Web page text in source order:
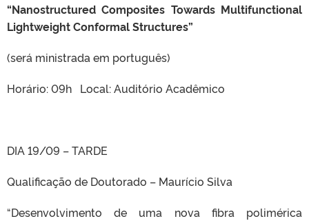
“Nanostructured Composites Towards Multifunctional
Lightweight Conformal Structures”
(será ministrada em português)
Horário: 09h Local: Auditório Acadêmico
DIA 19/09 – TARDE
Qualificação de Doutorado – Maurício Silva
“Desenvolvimento de uma nova fibra polimérica